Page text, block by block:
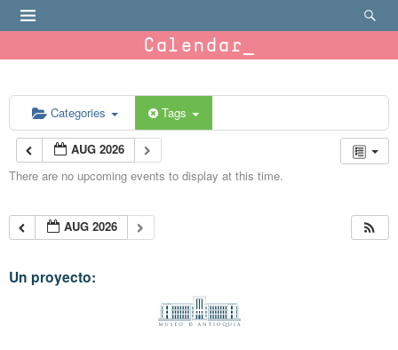
Calendar
Categories Tags
AUG 2026
There are no upcoming events to display at this time.
AUG 2026
Un proyecto: